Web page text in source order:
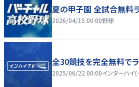
夏の甲子園 全試合無料
2026/04/15 00:00野球
全30競技を完全無料でラ
2025/06/22 00:00インターハイ